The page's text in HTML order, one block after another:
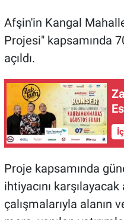
Afşin'in Kangal
Projesi" kapsamında
açıldı.
Proje kapsamında
ihtiyacını
çalışmalarıyla alanın